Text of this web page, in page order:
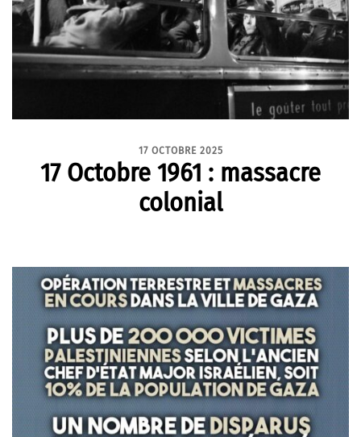
17 OCTOBRE 2025
17 Octobre 1961 : massacre
colonial